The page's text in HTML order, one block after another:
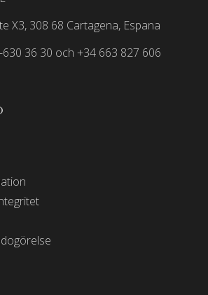
X3, 308 68 Cartagena, Espana
36 30 och +34 663 827 606